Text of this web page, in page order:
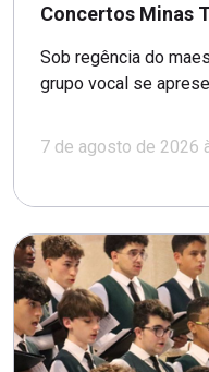
Concertos Minas
Sob regência do
grupo vocal se
7 de agosto de 2026